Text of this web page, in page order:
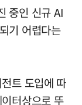
중인 신규 AI
기 어렵다는
트 도입에 따
터상으로 뚜